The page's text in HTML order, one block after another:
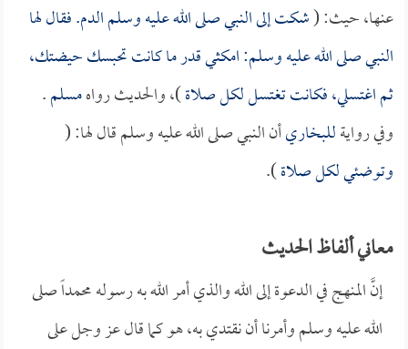
عنها، حيث: (شكت إلى النبي صلى الله عليه وسلم الدم. فقال لها
النبي صلى الله عليه وسلم: امكثي قدر ما كانت تحبسك حيضتك،
ثم اغتسلي، فكانت تغتسل لكل صلاة)، والحديث رواهمسلم.
وفي روايةللبخاريأن النبي صلى الله عليه وسلم قال لها: (
وتوضئي لكل صلاة).
معاني ألفاظ الحديث
إنَّ المنهج في الدعوة إلى الله والذي أمر الله به رسوله محمداً صلى
الله عليه وسلم وأمرنا أن نقتدي به، هو كما قال عز وجل على